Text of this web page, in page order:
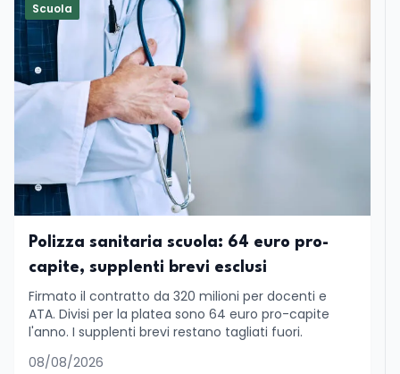
Scuola
Polizza sanitaria scuola: 64 euro pro-
capite, supplenti brevi esclusi
Firmato il contratto da 320 milioni per docenti e
ATA. Divisi per la platea sono 64 euro pro-capite
l'anno. I supplenti brevi restano tagliati fuori.
08/08/2026